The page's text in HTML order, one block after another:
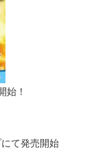
始！
て発売開始